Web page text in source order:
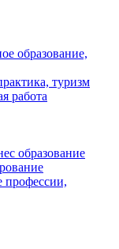
образование,
туризм
работа
образование
профессии,